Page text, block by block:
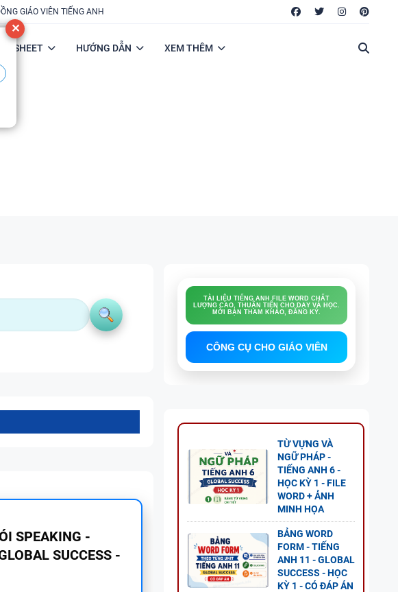
GIÁO VIÊN TIẾNG ANH
SHEET HƯỚNG DẪN XEM THÊM
- TIẾNG ANH
- HỌC KỲ 2 -
ÁN
TÀI LIỆU TIẾNG ANH FILE WORD CHẤT
LƯỢNG CAO, THUẬN TIỆN CHO DẠY VÀ HỌC.
MỜI BẠN THAM KHẢO, ĐĂNG KÝ.
CÔNG CỤ CHO GIÁO VIÊN
TỪ VỰNG VÀ
NGỮ PHÁP -
TIẾNG ANH 6 -
HỌC KỲ 1 - FILE
WORD + ẢNH
MINH HỌA
BẢNG WORD
FORM - TIẾNG
ANH 11 - GLOBAL
SUCCESS - HỌC
KỲ 1 - CÓ ĐÁP ÁN
✕